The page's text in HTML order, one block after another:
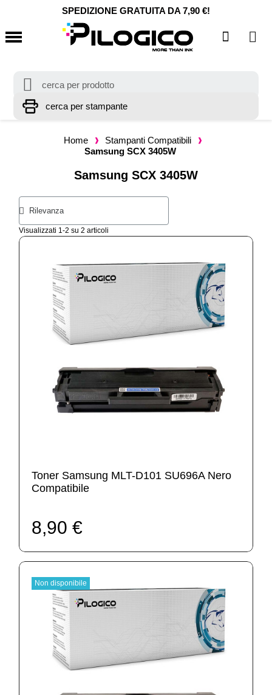
SPEDIZIONE GRATUITA DA 7,90 €!
Home
Stampanti Compatibili
Samsung SCX 3405W
Samsung SCX 3405W
Visualizzati 1-2 su 2 articoli
Toner Samsung MLT-D101 SU696A Nero
Compatibile
8,90 €
Non disponibile